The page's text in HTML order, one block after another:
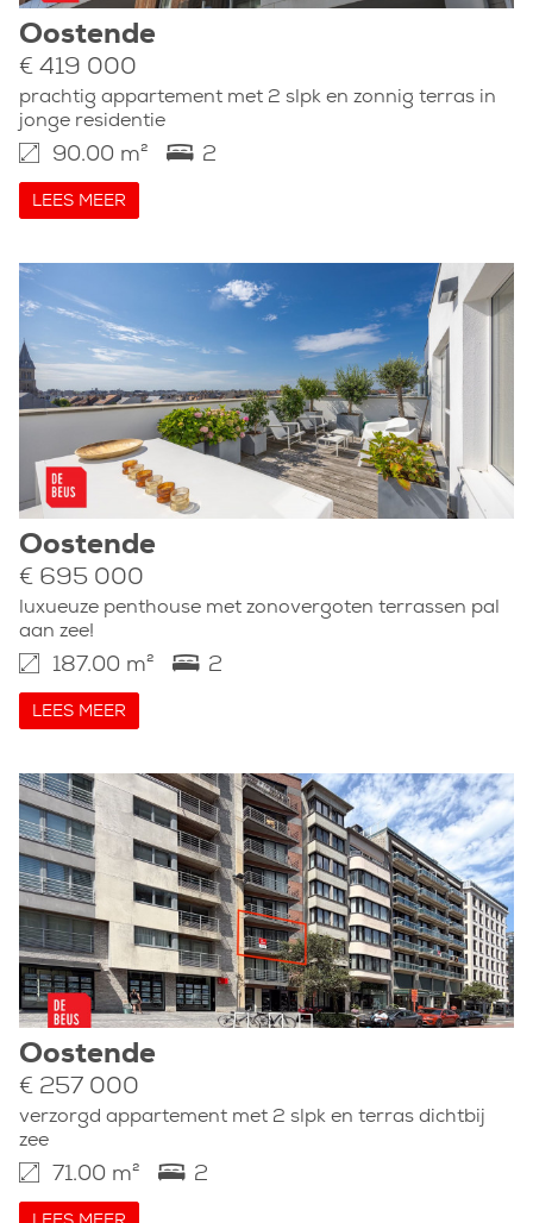
Oostende
€ 419 000
prachtig appartement met 2 slpk en zonnig terras in
jonge residentie
90.00 m² 2
LEES MEER
Oostende
€ 695 000
luxueuze penthouse met zonovergoten terrassen pal
aan zee!
187.00 m² 2
LEES MEER
Oostende
€ 257 000
verzorgd appartement met 2 slpk en terras dichtbij
zee
71.00 m² 2